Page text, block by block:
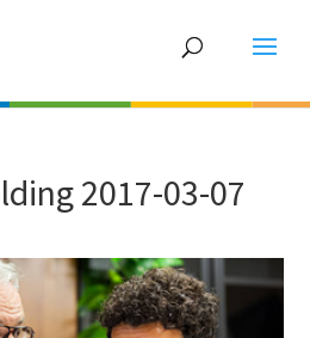
2017-03-07